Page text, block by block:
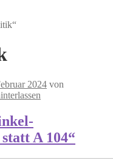
2024 von
A 104“